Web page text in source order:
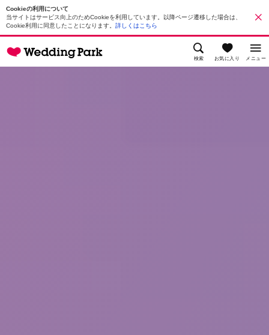
Cookieの利用について
当サイトはサービス向上のためCookieを利用しています。以降ページ遷移した場合は、
Cookie利用に同意したことになります。 詳しくはこちら
検索 お気に入り メニュー